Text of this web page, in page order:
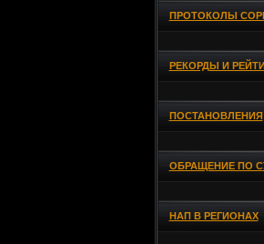
ПРОТОКОЛЫ
РЕКОРДЫ И
ПОСТАНОВЛЕНИЯ
ОБРАЩЕНИЕ ПО
НАП В РЕГИОНАХ